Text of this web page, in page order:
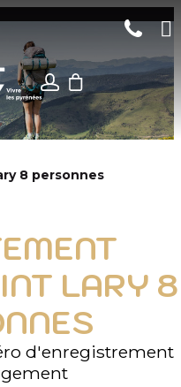
8 personnes
LARY 8
d'enregistrement